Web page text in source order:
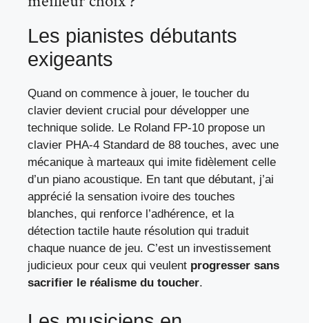
Les pianistes débutants
exigeants
Quand on commence à jouer, le toucher du
clavier devient crucial pour développer une
technique solide. Le Roland FP-10 propose un
clavier PHA-4 Standard de 88 touches, avec une
mécanique à marteaux qui imite fidèlement celle
d’un piano acoustique. En tant que débutant, j’ai
apprécié la sensation ivoire des touches
blanches, qui renforce l’adhérence, et la
détection tactile haute résolution qui traduit
chaque nuance de jeu. C’est un investissement
judicieux pour ceux qui veulent progresser sans
sacrifier le réalisme du toucher.